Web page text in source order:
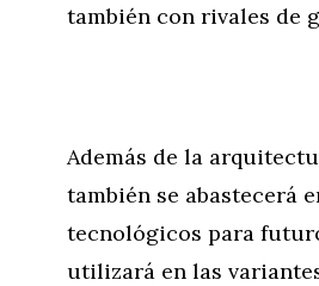
también con rivales de
Además de la
también se abastecerá
tecnológicos para
utilizará en las